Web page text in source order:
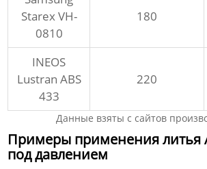
Starex VH-
0810
180
INEOS
Lustran ABS
433
220
Данные взяты с сайтов
Примеры применения литья
под давлением